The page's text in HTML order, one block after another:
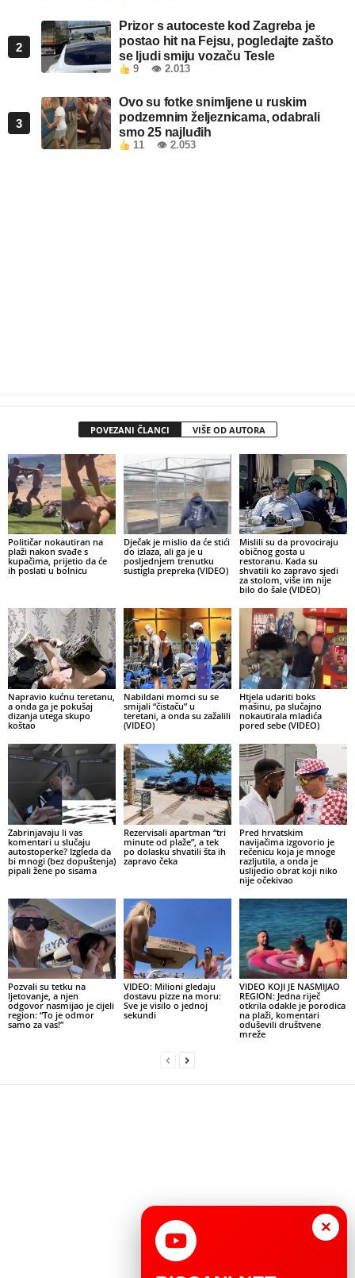
2
Prizor s autoceste kod Zagreba je
postao hit na Fejsu, pogledajte zašto
se ljudi smiju vozaču Tesle
9 👁 2.013
3
Ovo su fotke snimljene u ruskim
podzemnim željeznicama, odabrali
smo 25 najluđih
11 👁 2.053
POVEZANI ČLANCI VIŠE OD AUTORA
Političar nokautiran na
plaži nakon svađe s
kupačima, prijetio da će
ih poslati u bolnicu
Dječak je mislio da će stići
do izlaza, ali ga je u
posljednjem trenutku
sustigla prepreka (VIDEO)
Mislili su da provociraju
običnog gosta u
restoranu. Kada su
shvatili ko zapravo sjedi
za stolom, više im nije
bilo do šale (VIDEO)
Napravio kućnu teretanu,
a onda ga je pokušaj
dizanja utega skupo
koštao
Nabildani momci su se
smijali “čistaču” u
teretani, a onda su zažalili
(VIDEO)
Htjela udariti boks
mašinu, pa slučajno
nokautirala mladića
pored sebe (VIDEO)
Zabrinjavaju li vas
komentari u slučaju
autostoperke? Izgleda da
bi mnogi (bez dopuštenja)
pipali žene po sisama
Rezervisali apartman “tri
minute od plaže”, a tek
po dolasku shvatili šta ih
zapravo čeka
Pred hrvatskim
navijačima izgovorio je
rečenicu koja je mnoge
razljutila, a onda je
uslijedio obrat koji niko
nije očekivao
Pozvali su tetku na
ljetovanje, a njen
odgovor nasmijao je cijeli
region: “To je odmor
samo za vas!”
VIDEO: Milioni gledaju
dostavu pizze na moru:
Sve je visilo o jednoj
sekundi
VIDEO KOJI JE NASMIJAO
REGION: Jedna riječ
otkrila odakle je porodica
na plaži, komentari
oduševili društvene
mreže
×